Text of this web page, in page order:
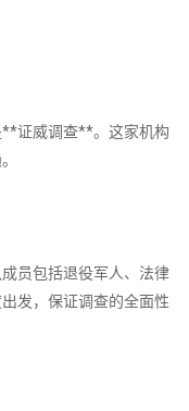
证威调查**。这家机构
员包括退役军人、法律
发，保证调查的全面性